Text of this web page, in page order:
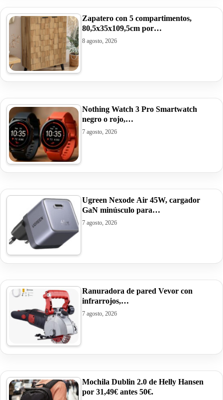
Zapatero con 5 compartimentos,
80,5x35x109,5cm por…
8 agosto, 2026
Nothing Watch 3 Pro Smartwatch
negro o rojo,…
7 agosto, 2026
Ugreen Nexode Air 45W, cargador
GaN minúsculo para…
7 agosto, 2026
Ranuradora de pared Vevor con
infrarrojos,…
7 agosto, 2026
Mochila Dublin 2.0 de Helly Hansen
por 31,49€ antes 50€.